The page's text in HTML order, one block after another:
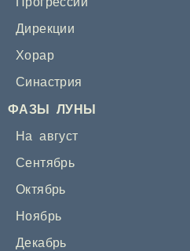
Дирекции
Хорар
Синастрия
ФАЗЫ ЛУНЫ
На август
Сентябрь
Октябрь
Ноябрь
Декабрь